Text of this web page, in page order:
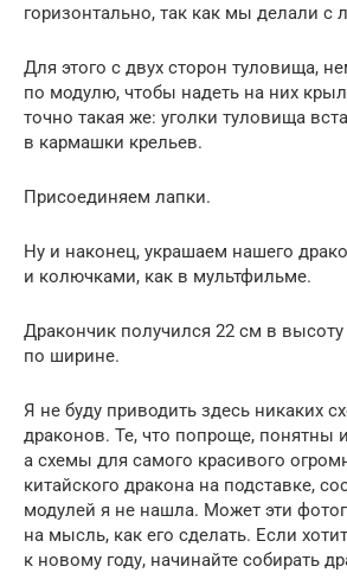
горизонтально, так как мы делали с
Для этого с двух сторон туловища,
по модулю, чтобы надеть на них
точно такая же: уголки туловища
в кармашки крельев.
Присоединяем лапки.
Ну и наконец, украшаем нашего
и колючками, как в мультфильме.
Дракончик получился 22 см в
по ширине.
Я не буду приводить здесь никаких
драконов. Те, что попроще, понятны
а схемы для самого красивого
китайского дракона на подставке,
модулей я не нашла. Может эти
на мысль, как его сделать. Если
к новому году, начинайте собирать